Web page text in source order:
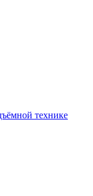
технике